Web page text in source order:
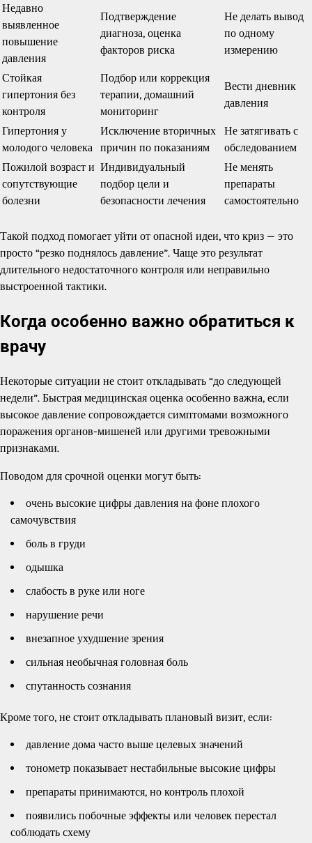
Недавно
выявленное
повышение
давления
Подтверждение
диагноза, оценка
факторов риска
Не делать вывод
по одному
измерению
Стойкая
гипертония без
контроля
Подбор или коррекция
терапии, домашний
мониторинг
Вести дневник
давления
Гипертония у
молодого человека
Исключение вторичных
причин по показаниям
Не затягивать с
обследованием
Пожилой возраст и
сопутствующие
болезни
Индивидуальный
подбор цели и
безопасности лечения
Не менять
препараты
самостоятельно
Такой подход помогает уйти от опасной идеи, что криз — это
просто “резко поднялось давление”. Чаще это результат
длительного недостаточного контроля или неправильно
выстроенной тактики.
Когда особенно важно обратиться к
врачу
Некоторые ситуации не стоит откладывать “до следующей
недели”. Быстрая медицинская оценка особенно важна, если
высокое давление сопровождается симптомами возможного
поражения органов-мишеней или другими тревожными
признаками.
Поводом для срочной оценки могут быть:
очень высокие цифры давления на фоне плохого
самочувствия
боль в груди
одышка
слабость в руке или ноге
нарушение речи
внезапное ухудшение зрения
сильная необычная головная боль
спутанность сознания
Кроме того, не стоит откладывать плановый визит, если:
давление дома часто выше целевых значений
тонометр показывает нестабильные высокие цифры
препараты принимаются, но контроль плохой
появились побочные эффекты или человек перестал
соблюдать схему